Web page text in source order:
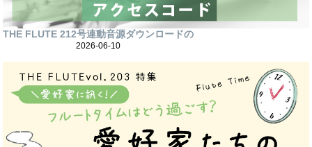
THE FLUTE 212号連動音源ダウンロードの
2026-06-10